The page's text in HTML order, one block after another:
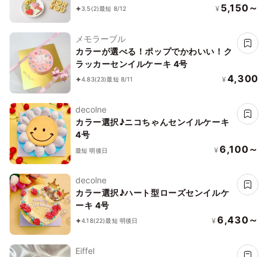
ケーキ（黄） クリームカラーは5色から
3.5(2)最短 8/12 ¥ 5,150～
メモラーブル
カラーが選べる！ポップでかわいい！ク
ラッカーセンイルケーキ 4号
4.83(23)最短 8/11 ¥ 4,300
decolne
カラー選択♪ニコちゃんセンイルケーキ
4号
最短 明後日 ¥ 6,100～
decolne
カラー選択♪ハート型ローズセンイルケ
ーキ 4号
4.18(22)最短 明後日 ¥ 6,430～
Eiffel